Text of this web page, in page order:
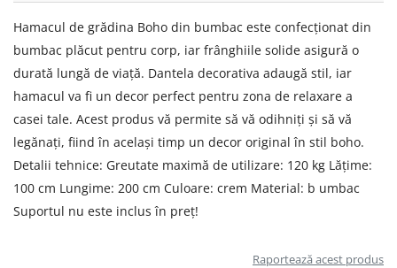
Hamacul de grădina Boho din bumbac este confecționat din
bumbac plăcut pentru corp, iar frânghiile solide asigură o
durată lungă de viață. Dantela decorativa adaugă stil, iar
hamacul va fi un decor perfect pentru zona de relaxare a
casei tale. Acest produs vă permite să vă odihniți și să vă
legănați, fiind în același timp un decor original în stil boho.
Detalii tehnice: Greutate maximă de utilizare: 120 kg Lăţime:
100 cm Lungime: 200 cm Culoare: crem Material: b umbac
Suportul nu este inclus în preț!
Raportează acest produs